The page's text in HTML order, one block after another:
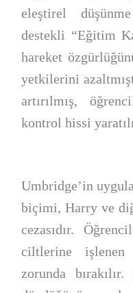
eleştirel
destekli “Eğitim
hareket
yetkilerini
artırılmış,
kontrol hissi
Umbridge’in
biçimi, Harry ve
cezasıdır.
ciltlerine
zorunda